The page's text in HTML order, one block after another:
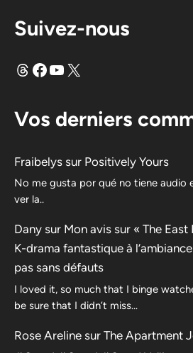
Suivez-nous
FilsFacebook
YouTube
X
Vos derniers
Fraibelys sur Positively Yours
No me gusta por qué no tiene audio
ver la..
Dany sur Mon avis sur « The
K-drama fantastique à
pas sans défauts
I loved it, so much that I binge
be sure that I didn’t miss…
Rose Areline sur The Apartment